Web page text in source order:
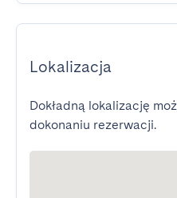
Lokalizacja
Dokładną lokalizację
dokonaniu rezerwacji.